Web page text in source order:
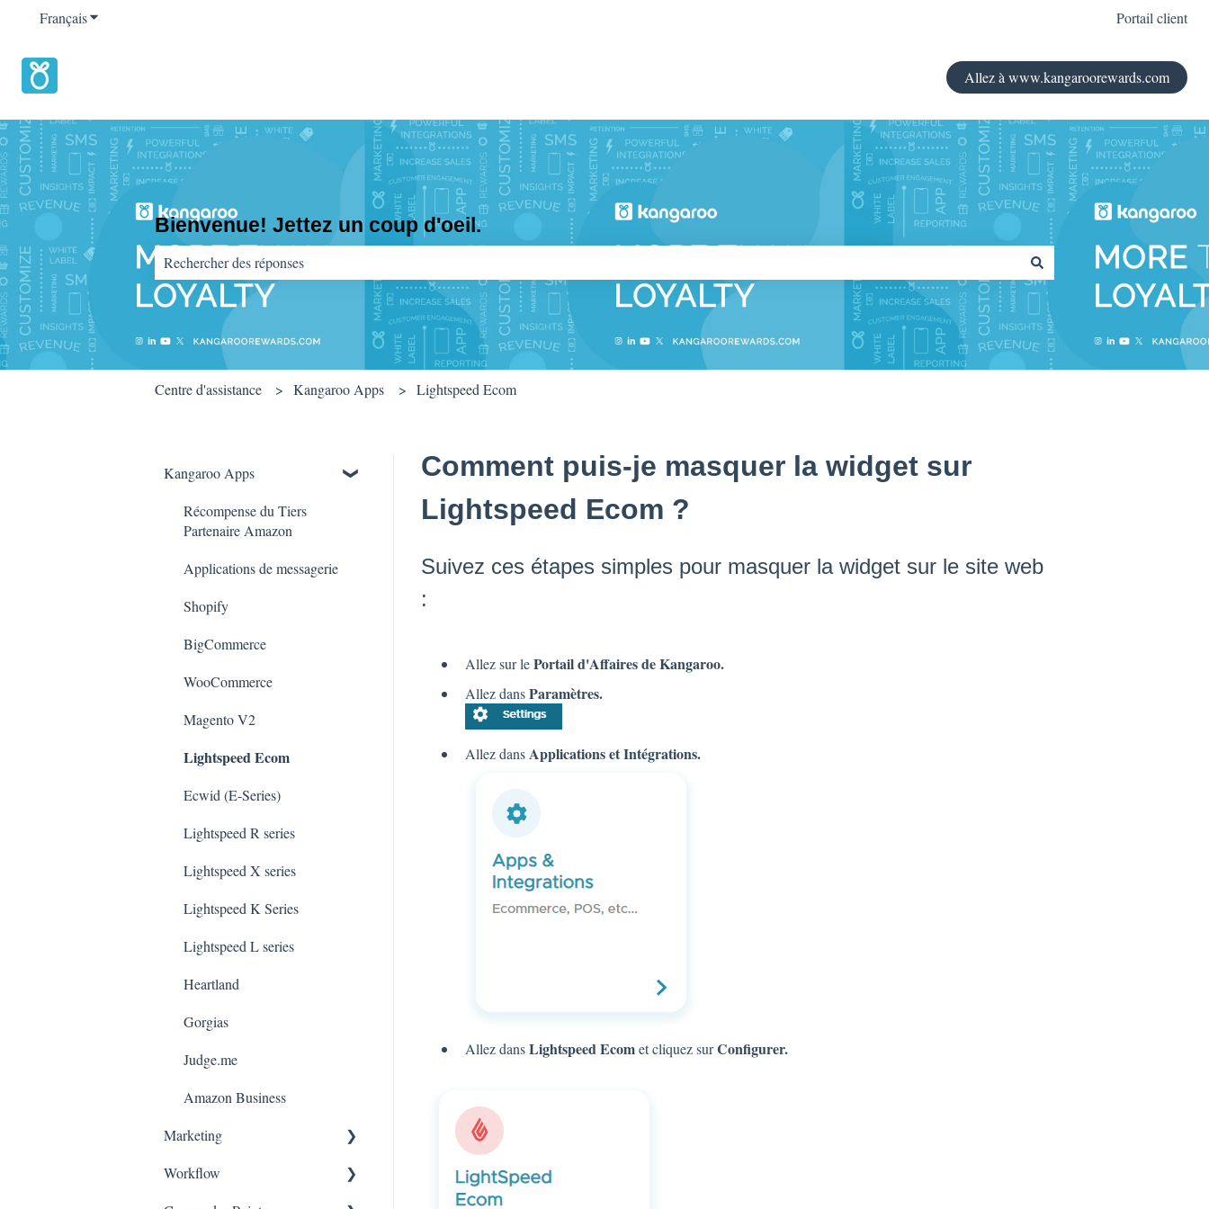
FrançaisAfficher le sous-menu pour les traductions Portail client
Allez à www.kangaroorewards.com
Bienvenue! Jettez un coup d'oeil.
Il n'y a aucune suggestion car le champ de recherche est vide.
Centre d'assistance Kangaroo Apps Lightspeed Ecom
Comment puis-je masquer la widget sur
Lightspeed Ecom ?
Suivez ces étapes simples pour masquer la widget sur le site web
:
Allez sur lePortail d'Affaires de Kangaroo.
Allez dansParamètres.
Allez dansApplications et Intégrations.
Allez dansLightspeed Ecomet cliquez surConfigurer.
Kangaroo Apps
Récompense du Tiers
Partenaire Amazon
Applications de messagerie
Shopify
BigCommerce
WooCommerce
Magento V2
Lightspeed Ecom
Ecwid (E-Series)
Lightspeed R series
Lightspeed X series
Lightspeed K Series
Lightspeed L series
Heartland
Gorgias
Judge.me
Amazon Business
Marketing
Consentement
Workflow